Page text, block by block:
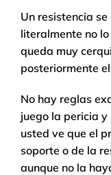
Un resistencia
literalmente no
queda muy
posteriormente
No hay reglas
juego la pericia
usted ve que el
soporte o de la
aunque no la